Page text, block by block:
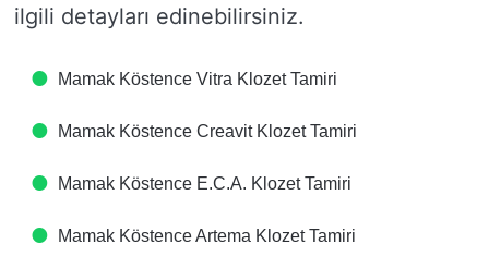
ilgili detayları edinebilirsiniz.
Mamak Köstence Vitra Klozet Tamiri
Mamak Köstence Creavit Klozet Tamiri
Mamak Köstence E.C.A. Klozet Tamiri
Mamak Köstence Artema Klozet Tamiri